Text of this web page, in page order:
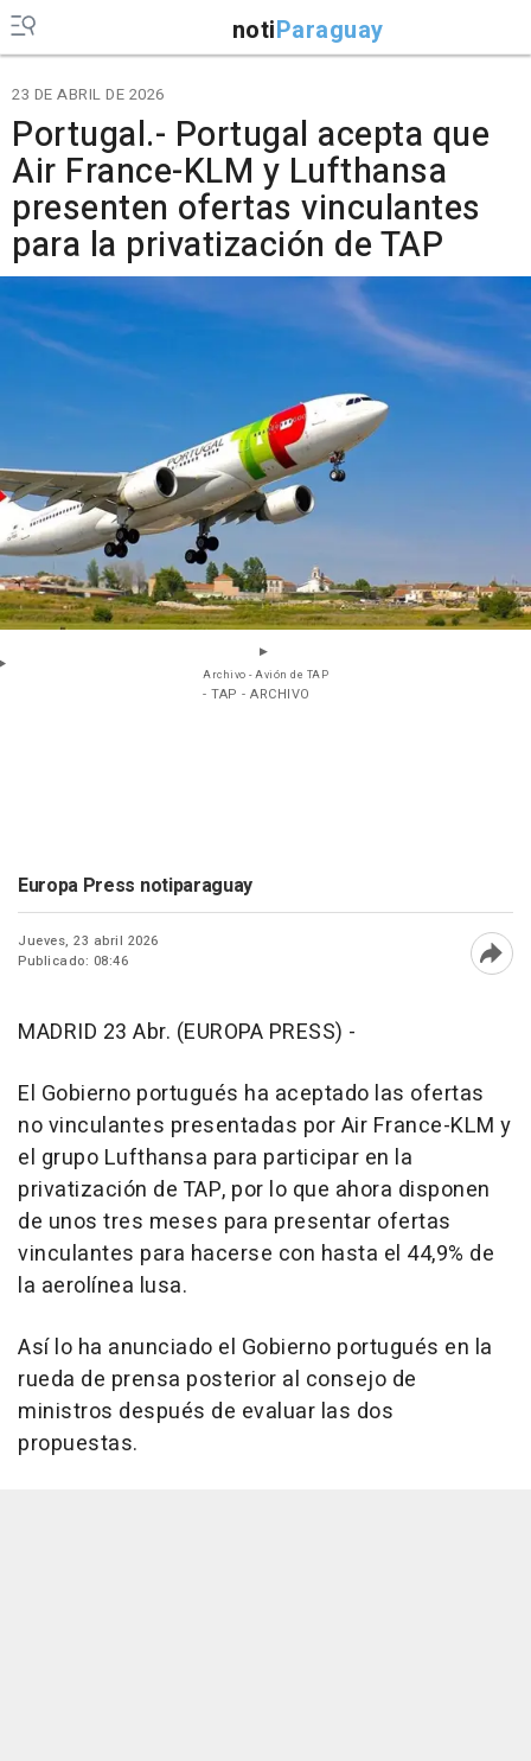
notiParaguay
23 DE ABRIL DE 2026
Portugal.- Portugal acepta que
Air France-KLM y Lufthansa
presenten ofertas vinculantes
para la privatización de TAP
Archivo - Avión de TAP
- TAP - ARCHIVO
Europa Press notiparaguay
Jueves, 23 abril 2026
Publicado: 08:46
MADRID 23 Abr. (EUROPA PRESS) -
El Gobierno portugués ha aceptado las ofertas
no vinculantes presentadas por Air France-KLM y
el grupo Lufthansa para participar en la
privatización de TAP, por lo que ahora disponen
de unos tres meses para presentar ofertas
vinculantes para hacerse con hasta el 44,9% de
la aerolínea lusa.
Así lo ha anunciado el Gobierno portugués en la
rueda de prensa posterior al consejo de
ministros después de evaluar las dos
propuestas.